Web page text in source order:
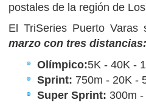
postales de la región de
El TriSeries Puerto
marzo con tres distancias:
Olímpico:5K - 40K -
Sprint: 750m - 20K -
Super Sprint: 300m